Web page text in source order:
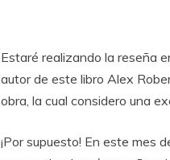
Estaré realizando la reseña
autor de este libro Alex
obra, la cual considero una
¡Por supuesto! En este mes